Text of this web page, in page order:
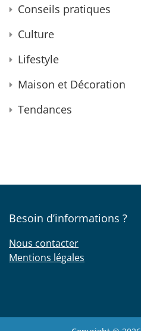
Conseils pratiques
Culture
Lifestyle
Maison et Décoration
Tendances
Besoin d’informations ?
Nous contacter
Mentions légales